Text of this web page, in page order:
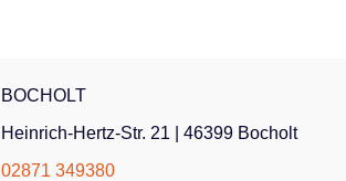
BOCHOLT
Heinrich-Hertz-Str. 21 | 46399 Bocholt
02871 349380